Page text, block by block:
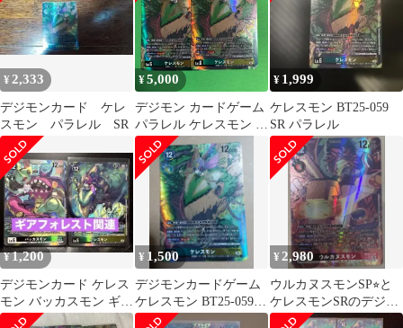
¥ 2,333
デジモンカード ケレ
スモン パラレル SR
¥5,000
デジモン カードゲーム
パラレル ケレスモン 2
枚 SR BT25 DUAL
REVOLUTION デジタ
ルモンスター デジカ
¥ 1,999
ケレスモン BT25-059
SR パラレル
¥1,200
デジモンカード ケレス
モン バッカスモン ギ
ア・フォレスト関連デ
¥ 1,500
デジモンカードゲーム
ケレスモン BT25-059
SR パラレル
¥ 2,980
ウルカヌスモンSP⭐︎と
ケレスモンSRのデジモ
ンカード